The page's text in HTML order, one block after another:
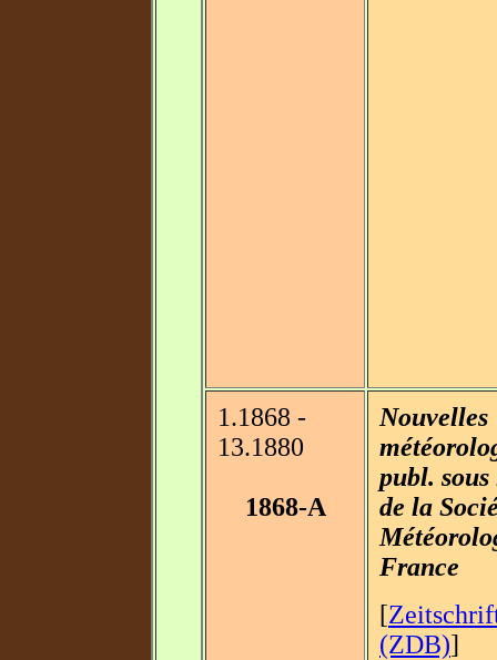
1.1868 -
13.1880
1868-A
Nouvelles
publ. sous
de la
France
[
(ZDB)]